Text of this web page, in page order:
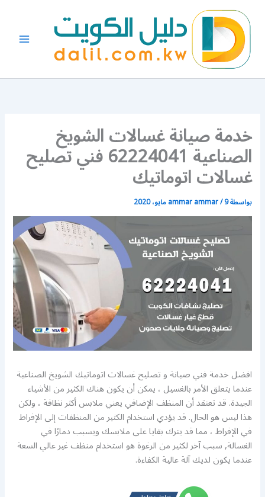
المحتوى
خدمة صيانة غسالات الشويخ
الصناعية 62224041 فني تصليح
غسالات اتوماتيك
بواسطة ammar ammar/9 مايو، 2020
افضل خدمة فني صيانة و تصليح غسالات اتوماتيك الشويخ الصناعية
عندما يتعلق الأمر بالغسيل ، يمكن أن يكون هناك الكثير من الأشياء
الجيدة. قد تعتقد أن المنظف الإضافي يعني ملابس أكثر نظافة ، ولكن
هذا ليس هو الحال. قد يؤدي استخدام الكثير من المنظفات إلى الإفراط
في الإفراط ، مما قد يترك بقايا على ملابسك ويسبب دمارًا في
الغسالة, سبب آخر لكثير من الرغوة هو استخدام منظف غير عالي السعة
عندما يكون لديك آلة عالية الكفاءة.